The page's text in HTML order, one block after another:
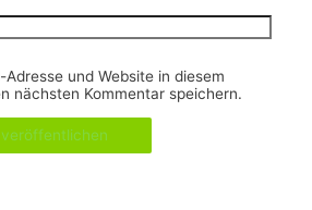
Adresse und Website in diesem
nächsten Kommentar speichern.